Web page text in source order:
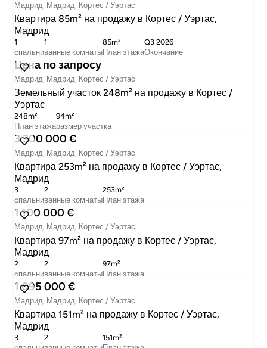
Мадрид, Мадрид, Кортес / Уэртас
Квартира 85m² на продажу в Кортес / Уэртас,
Мадрид
cпальни
1
ванные комнаты
1
План этажа
85m²
Окончание
Q3 2026
Цена по запросу
Мадрид, Мадрид, Кортес / Уэртас
Земельный участок 248m² на продажу в Кортес /
Уэртас
План этажа
248m²
размер участка
94m²
3 300 000 €
Мадрид, Мадрид, Кортес / Уэртас
Квартира 253m² на продажу в Кортес / Уэртас,
Мадрид
cпальни
3
ванные комнаты
2
План этажа
253m²
1 100 000 €
Мадрид, Мадрид, Кортес / Уэртас
Квартира 97m² на продажу в Кортес / Уэртас,
Мадрид
cпальни
2
ванные комнаты
2
План этажа
97m²
1 095 000 €
Мадрид, Мадрид, Кортес / Уэртас
Квартира 151m² на продажу в Кортес / Уэртас,
Мадрид
3
2
151m²